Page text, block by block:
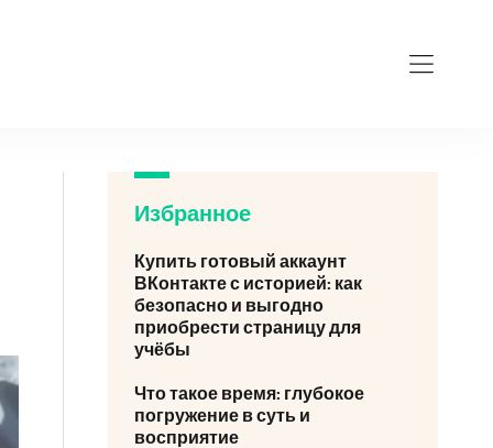
Избранное
Купить готовый аккаунт
ВКонтакте с историей: как
безопасно и выгодно
приобрести страницу для
учёбы
Что такое время: глубокое
погружение в суть и
восприятие